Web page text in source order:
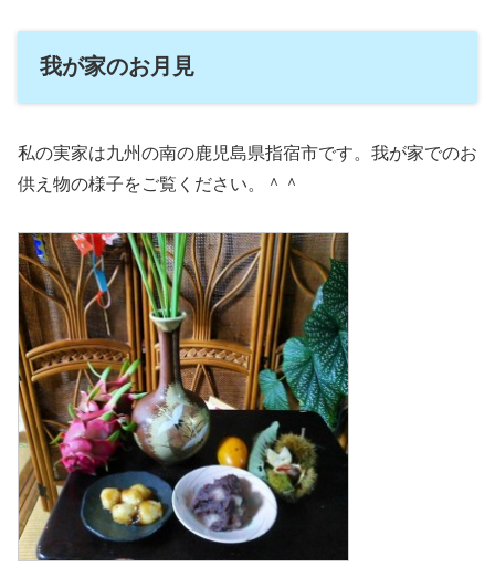
我が家のお月見
私の実家は九州の南の鹿児島県指宿市です。我が家でのお
供え物の様子をご覧ください。＾＾